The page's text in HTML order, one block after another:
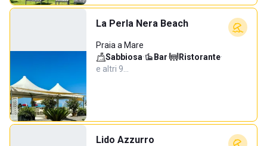
La Perla Nera Beach
Praia a Mare
Sabbiosa· Bar· Ristorante·
e altri 9…
Lido Azzurro